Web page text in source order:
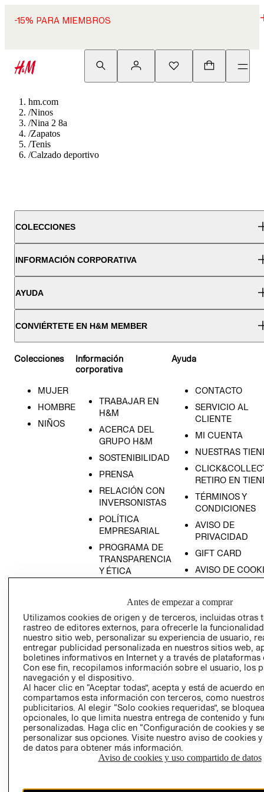
-15% PARA MIEMBROS
hm.com
/Ninos
/Nina 2 8a
/Zapatos
/Tenis
/Calzado deportivo
COLECCIONES
INFORMACIÓN CORPORATIVA
AYUDA
CONVIÉRTETE EN H&M MEMBER
Colecciones
MUJER
HOMBRE
NIÑOS
Información
corporativa
TRABAJAR EN
H&M
ACERCA DEL
GRUPO H&M
SOSTENIBILIDAD
PRENSA
RELACIÓN CON
INVERSONISTAS
POLÍTICA
EMPRESARIAL
PROGRAMA DE
TRANSPARENCIA
Y ÉTICA
PROGRAMA DE
Y ÉTICA (INGLÉS)
Ayuda
CONTACTO
SERVICIO AL
CLIENTE
MI CUENTA
NUESTRAS
RETIRO EN
TÉRMINOS Y
CONDICIONES
AVISO DE
PRIVACIDAD
GIFT CARD
AVISO DE
COMERCIO - SIC
PETICIONES
QUEJAS Y
RECLAMOS
Colombia ($)
CAMBIAR REGIÓN
Antes de empezar a comprar
Utilizamos cookies de origen y de terceros, incluidas otras
rastreo de editores externos, para ofrecerle la
nuestro sitio web, personalizar su experiencia de usuario,
entregar publicidad personalizada en nuestros sitios web,
boletines informativos en Internet y a través de plataformas
Con ese fin, recopilamos información sobre el usuario, los
navegación y el dispositivo.
Al hacer clic en “Aceptar todas”, acepta y está de acuerdo
compartamos esta información con terceros, como
publicitarios. Al elegir “Solo cookies requeridas”, se
opcionales, lo que limita nuestra entrega de contenido y
personalizadas. Haga clic en “Configuración de cookies y
personalizar sus opciones. Visite nuestro aviso de cookies
de datos para obtener más información.
Aviso de cookies y uso compartido de datos